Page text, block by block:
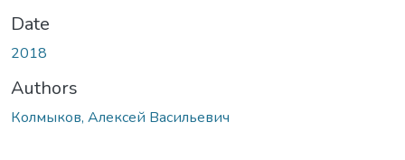
Date
2018
Authors
Колмыков, Алексей Васильевич